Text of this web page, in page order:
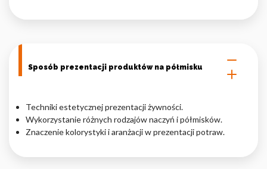
Sposób prezentacji produktów na półmisku
Techniki estetycznej prezentacji żywności.
Wykorzystanie różnych rodzajów naczyń i półmisków.
Znaczenie kolorystyki i aranżacji w prezentacji potraw.